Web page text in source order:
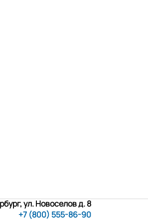
ул. Новоселов д. 8
+7 (800) 555-86-90